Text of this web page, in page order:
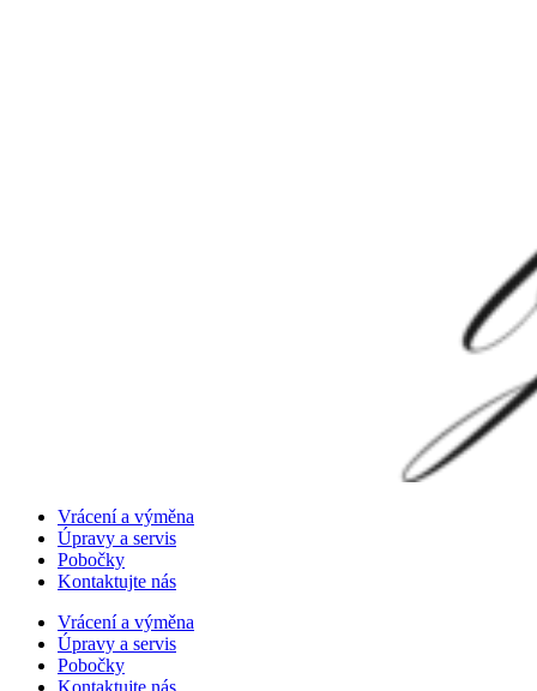
Vrácení a výměna
Úpravy a servis
Pobočky
Kontaktujte nás
Vrácení a výměna
Úpravy a servis
Pobočky
Kontaktujte nás